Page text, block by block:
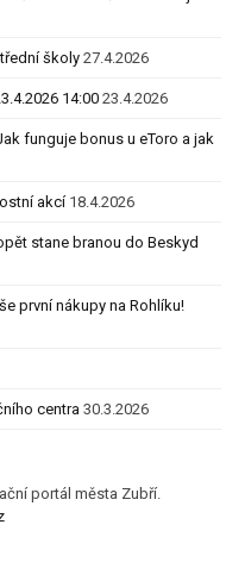
školy 27.4.2026
14:00 23.4.2026
funguje bonus u eToro a jak
akcí 18.4.2026
stane branou do Beskyd
první nákupy na Rohlíku!
centra 30.3.2026
portál města Zubří.